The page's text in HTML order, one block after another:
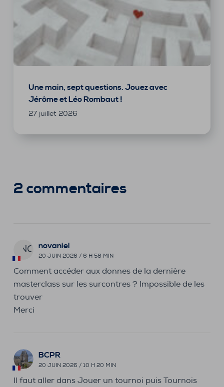
Une main, sept questions. Jouez avec
Jérôme et Léo Rombaut !
27 juillet 2026
2 commentaires
NO novaniel
20 JUIN 2026 / 6 H 58 MIN
Comment accéder aux donnes de la dernière
masterclass sur les surcontres ? Impossible de les
trouver
Merci
BCPR
20 JUIN 2026 / 10 H 20 MIN
Il faut aller dans Jouer un tournoi puis Tournois